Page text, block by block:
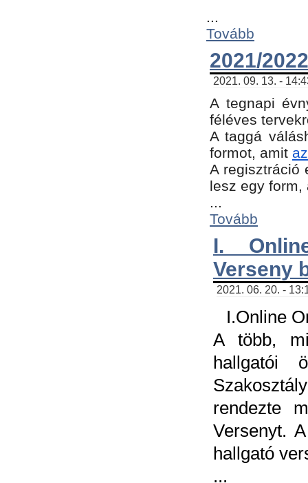
...
Tovább
2021/
2021. 09. 13. -
A tegnapi
féléves
A taggá
formot, amit
A regisztráció
lesz egy
...
Tovább
I.
Verseny
2021. 06. 20. -
I.Online
A több,
hallgatói
rendezte
Versenyt.
hallgató
...